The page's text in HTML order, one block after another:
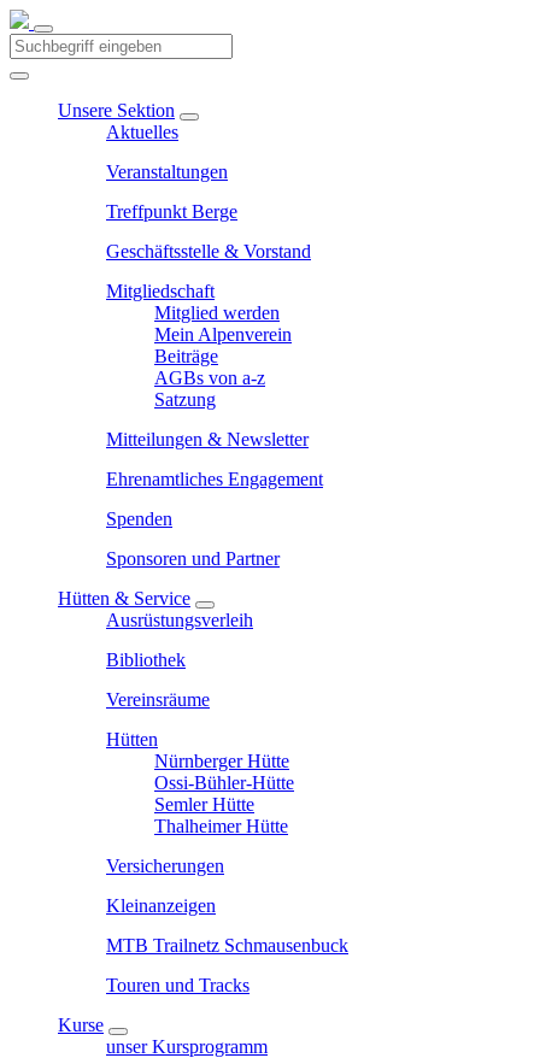
Unsere Sektion
Aktuelles
Veranstaltungen
Treffpunkt Berge
Geschäftsstelle & Vorstand
Mitgliedschaft
Mitglied werden
Mein Alpenverein
Beiträge
AGBs von a-z
Satzung
Mitteilungen & Newsletter
Ehrenamtliches Engagement
Spenden
Sponsoren und Partner
Hütten & Service
Ausrüstungsverleih
Bibliothek
Vereinsräume
Hütten
Nürnberger Hütte
Ossi-Bühler-Hütte
Semler Hütte
Thalheimer Hütte
Versicherungen
Kleinanzeigen
MTB Trailnetz Schmausenbuck
Touren und Tracks
Kurse
unser Kursprogramm